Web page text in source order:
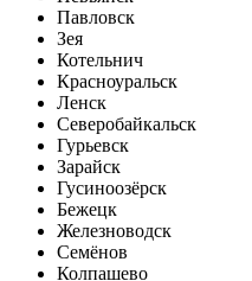
Павловск
Зея
Котельнич
Красноуральск
Ленск
Северобайкальск
Гурьевск
Зарайск
Гусиноозёрск
Бежецк
Железноводск
Семёнов
Колпашево